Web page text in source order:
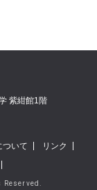
紫紺館1階
ついて
リンク